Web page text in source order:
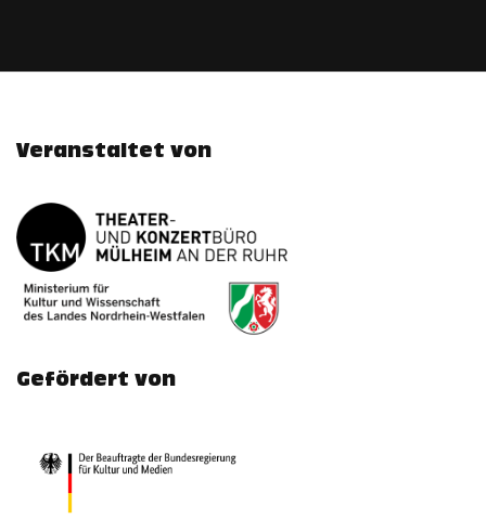
Veranstaltet von
Gefördert von